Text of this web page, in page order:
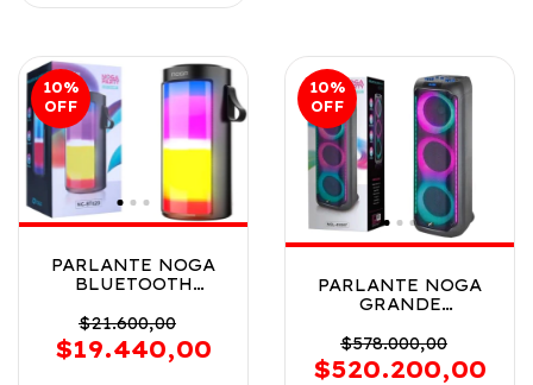
10%
OFF
PARLANTE NOGA
BLUETOOTH
LED 5W COD NG-
BT620
$21.600,00
$19.440,00
10%
OFF
PARLANTE NOGA
GRANDE
RGB 40 W COD
NGL-450BT
$578.000,00
$520.200,00